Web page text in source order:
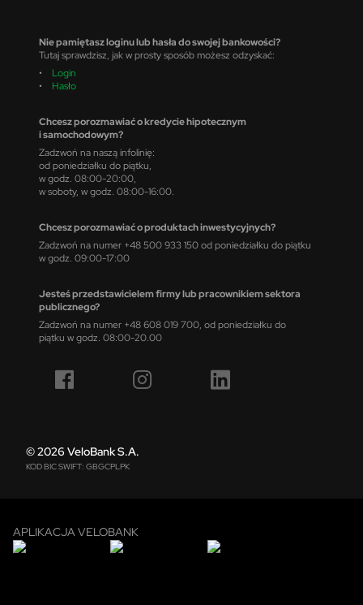
Nie pamiętasz loginu lub hasła do swojej bankowości?
Tutaj sprawdzisz, jak w prosty sposób możesz odzyskać:
• Login
• Hasło
Chcesz porozmawiać o kredycie hipotecznym
i samochodowym?
Zadzwoń na naszą infolinię:
od poniedziałku do piątku,
w godz. 08:00-20:00,
w soboty, w godz. 08:00-16:00.
Chcesz porozmawiać o produktach inwestycyjnych?
Zadzwoń na numer +48 500 933 150 od poniedziałku do piątku
w godz. 09:00-17:00
Jesteś przedstawicielem firmy lub pracownikiem sektora
publicznego?
Zadzwoń na numer +48 608 019 700, od poniedziałku do
piątku w godz. 08:00-20.00
© 2026 VeloBank S.A.
KOD BIC SWIFT: GBGCPLPK
APLIKACJA VELOBANK